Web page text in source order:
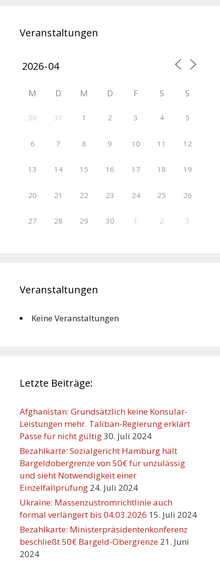
Veranstaltungen
M D M D F S S
30 31 1 2 3 4 5
6 7 8 9 10 11 12
13 14 15 16 17 18 19
20 21 22 23 24 25 26
27 28 29 30 1 2 3
Veranstaltungen
Keine Veranstaltungen
Letzte Beiträge:
Afghanistan: Grundsätzlich keine Konsular-
Leistungen mehr. Taliban-Regierung erklärt
Pässe für nicht gültig30. Juli 2024
Bezahlkarte: Sozialgericht Hamburg hält
Bargeldobergrenze von 50€ für unzulässig
und sieht Notwendigkeit einer
Einzelfallprüfung 24. Juli 2024
Ukraine: Massenzustromrichtlinie auch
formal verlängert bis 04.03.2026 15. Juli 2024
Bezahlkarte: Ministerpräsidentenkonferenz
beschließt 50€ Bargeld-Obergrenze 21. Juni
2024